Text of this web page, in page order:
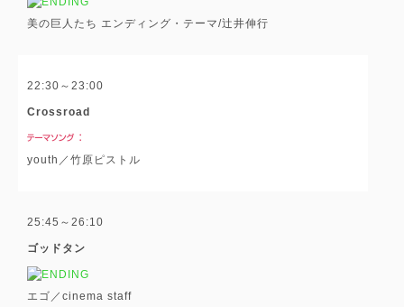
美の巨人たち エンディング・テーマ/辻井伸行
22:30～23:00
Crossroad
youth／竹原ピストル
25:45～26:10
ゴッドタン
エゴ／cinema staff